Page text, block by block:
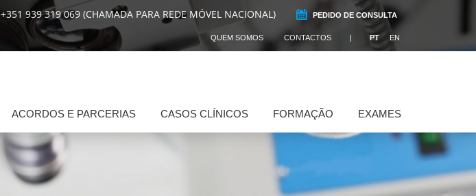
+351 939 319 069 (CHAMADA PARA REDE MÓVEL NACIONAL) PEDIDO DE CONSULTA
QUEM SOMOS CONTACTOS PT EN
ACORDOS E PARCERIAS CASOS CLÍNICOS FORMAÇÃO EXAMES